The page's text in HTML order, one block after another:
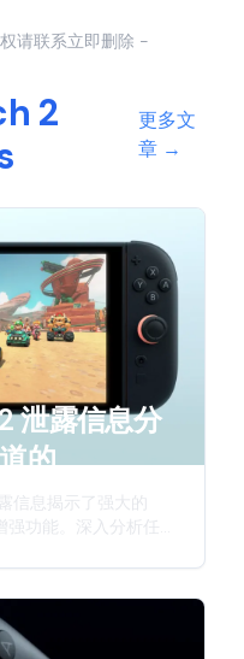
请联系立即删除 -
2
更多文
章→
泄露信息分
的
信息揭示了强大的
强功能。深入分析任